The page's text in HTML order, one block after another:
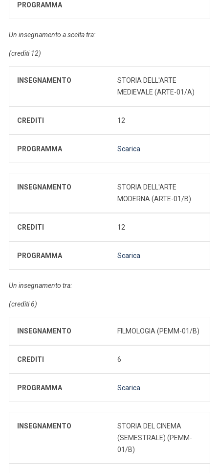
PROGRAMMA
Un insegnamento a scelta tra:
(crediti 12)
INSEGNAMENTO
STORIA DELL'ARTE
MEDIEVALE (ARTE-01/A)
CREDITI 12
PROGRAMMA Scarica
INSEGNAMENTO
STORIA DELL'ARTE
MODERNA (ARTE-01/B)
CREDITI 12
PROGRAMMA Scarica
Un insegnamento tra:
(crediti 6)
INSEGNAMENTO FILMOLOGIA (PEMM-01/B)
CREDITI 6
PROGRAMMA Scarica
INSEGNAMENTO
STORIA DEL CINEMA
(SEMESTRALE) (PEMM-
01/B)